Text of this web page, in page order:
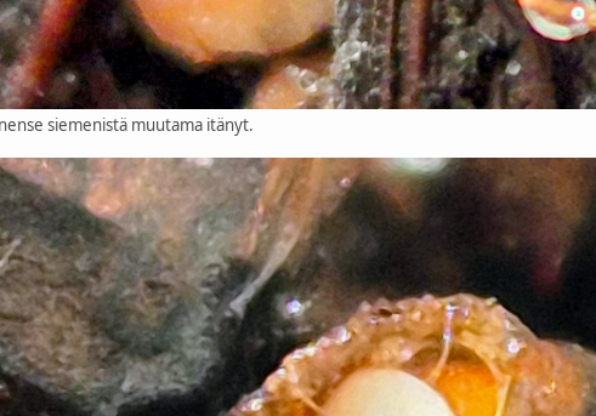
siemenistä muutama itänyt.